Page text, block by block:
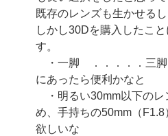
既存のレンズも生かせる
しかし30Dを購入したこ
す。
・一脚 ．．．．．三脚
にあったら便利かなと
・明るい30mm以下の
め、手持ちの50mm（
欲しいな